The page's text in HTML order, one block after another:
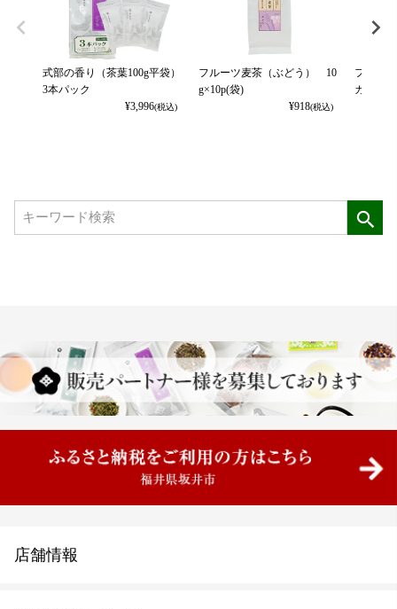
式部の香り（茶葉100g平袋）
3本パック
¥3,996(税込)
フルーツ麦茶（ぶどう） 10
g×10p(袋)
¥918(税込)
フルー
カット
店舗情報